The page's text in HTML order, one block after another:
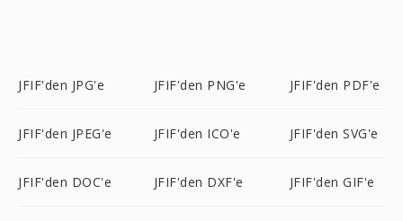
JFIF'den JPG'e JFIF'den PNG'e JFIF'den PDF'e
JFIF'den JPEG'e JFIF'den ICO'e JFIF'den SVG'e
JFIF'den DOC'e JFIF'den DXF'e JFIF'den GIF'e